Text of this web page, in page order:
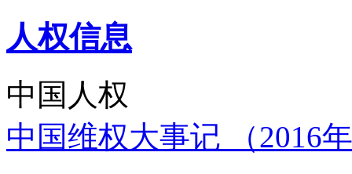
人权信息
中国人权
中国维权大事记 （2016